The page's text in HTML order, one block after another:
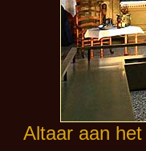
Altaar aan